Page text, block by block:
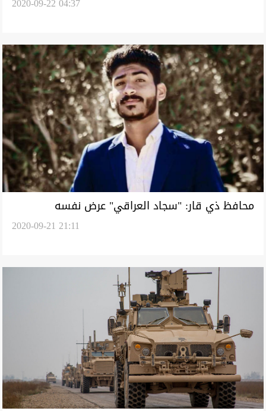
محافظ ذي قار: "سجاد العراقي" عرض نفسه
للاختطاف ومستعد للتفاوض من اجل إنقاذه2020-09-21 21:11